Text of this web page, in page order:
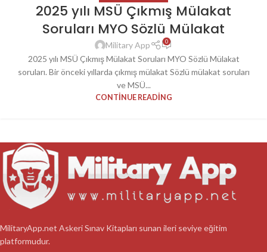
2025 yılı MSÜ Çıkmış Mülakat
Soruları MYO Sözlü Mülakat
Military App 0
2025 yılı MSÜ Çıkmış Mülakat Soruları MYO Sözlü Mülakat
soruları. Bir önceki yıllarda çıkmış mülakat Sözlü mülakat soruları
ve MSÜ...
CONTINUE READING
MilitaryApp.net Askeri Sınav Kitapları sunan ileri seviye eğitim
platformudur.